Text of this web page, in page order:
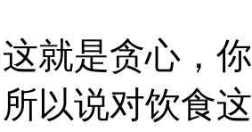
是贪心，你
以说对饮食